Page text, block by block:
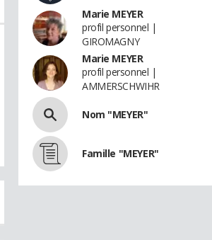
Marie MEYER
profil personnel |
GIROMAGNY
Marie MEYER
profil personnel |
AMMERSCHWIHR
Nom "MEYER"
Famille "MEYER"